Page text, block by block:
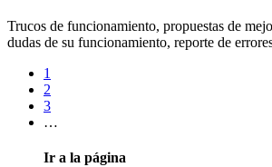
Trucos de funcionamiento, propuestas de
dudas de su funcionamiento, reporte de
1
2
3
…
Ir a la página